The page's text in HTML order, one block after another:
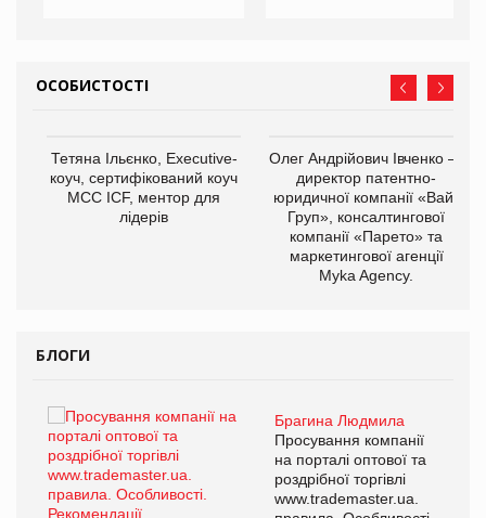
ОСОБИСТОСТІ
Тетяна Ільєнко, Executive-
коуч, сертифікований коуч
МСС ICF, ментор для
лідерів
Олег Андрійович Івченко —
директор патентно-
юридичної компанії «Вайз
Груп», консалтингової
компанії «Парето» та
маркетингової агенції
Myka Agency.
БЛОГИ
Брагина Людмила
Просування компанії
на порталі оптової та
роздрібної торгівлі
www.trademaster.ua.